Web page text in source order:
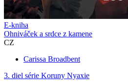
E-kniha
Ohniváček a srdce z kamene
CZ
Carissa Broadbent
3. diel série Koruny Nyaxie